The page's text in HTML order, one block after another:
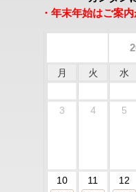
・年末年始はご案
月 火 水
3
4 5
10 11 12